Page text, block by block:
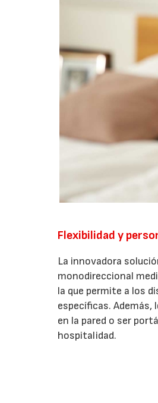
Flexibilidad y
La innovadora
monodireccional
la que permite a los
específicas. Además,
en la pared o ser
hospitalidad.